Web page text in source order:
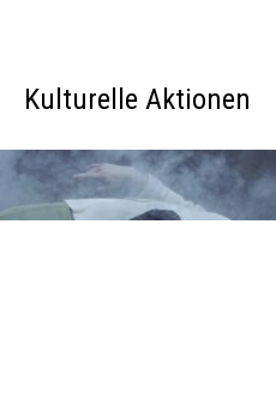
Kulturelle Aktionen